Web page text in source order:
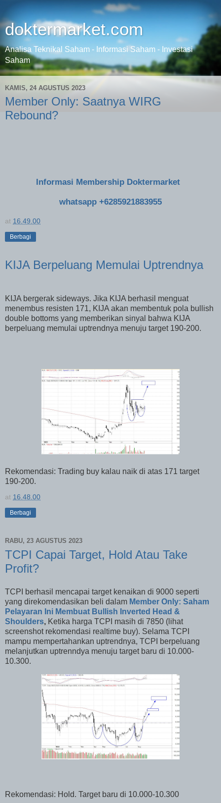
doktermarket.com
Analisa Teknikal Saham - Informasi Saham - Investasi
Saham
KAMIS, 24 AGUSTUS 2023
Member Only: Saatnya WIRG
Rebound?
Informasi Membership Doktermarket
whatsapp +6285921883955
at 16.49.00
Berbagi
KIJA Berpeluang Memulai Uptrendnya
KIJA bergerak sideways. Jika KIJA berhasil menguat
menembus resisten 171, KIJA akan membentuk pola bullish
double bottoms yang memberikan sinyal bahwa KIJA
berpeluang memulai uptrendnya menuju target 190-200.
Rekomendasi: Trading buy kalau naik di atas 171 target
190-200.
at 16.48.00
Berbagi
RABU, 23 AGUSTUS 2023
TCPI Capai Target, Hold Atau Take
Profit?
TCPI berhasil mencapai target kenaikan di 9000 seperti
yang direkomendasikan beli dalam Member Only: Saham
Pelayaran Ini Membuat Bullish Inverted Head &
Shoulders, Ketika harga TCPI masih di 7850 (lihat
screenshot rekomendasi realtime buy). Selama TCPI
mampu mempertahankan uptrendnya, TCPI berpeluang
melanjutkan uptrenndya menuju target baru di 10.000-
10.300.
Rekomendasi: Hold. Target baru di 10.000-10.300